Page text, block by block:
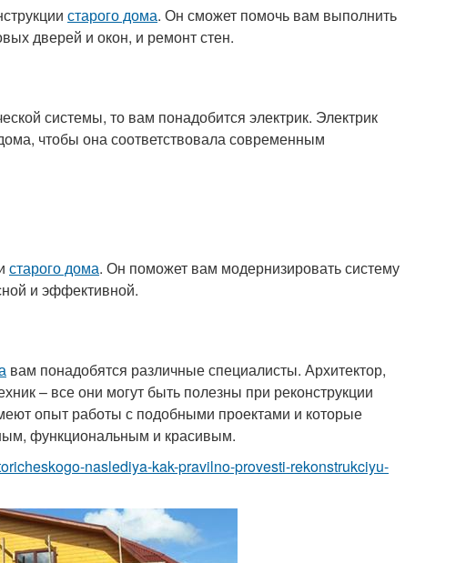
старого дома. Он сможет помочь вам выполнить
дверей и окон, и ремонт стен.
системы, то вам понадобится электрик. Электрик
чтобы она соответствовала современным
старого дома. Он поможет вам модернизировать систему
и эффективной.
вам понадобятся различные специалисты. Архитектор,
– все они могут быть полезны при реконструкции
опыт работы с подобными проектами и которые
функциональным и красивым.
naslediya-kak-pravilno-provesti-rekonstrukciyu-